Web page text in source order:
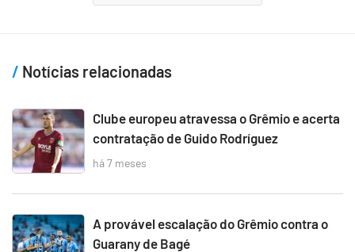
Notícias relacionadas
Clube europeu atravessa o Grêmio e acerta
contratação de Guido Rodríguez
há 7 meses
A provável escalação do Grêmio contra o
Guarany de Bagé